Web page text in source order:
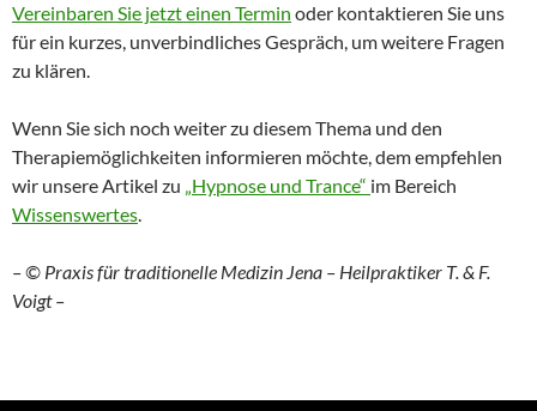
Vereinbaren Sie jetzt einen Termin oder kontaktieren Sie uns
für ein kurzes, unverbindliches Gespräch, um weitere Fragen
zu klären.
Wenn Sie sich noch weiter zu diesem Thema und den
Therapiemöglichkeiten informieren möchte, dem empfehlen
wir unsere Artikel zu „Hypnose und Trance“ im Bereich
Wissenswertes.
– © Praxis für traditionelle Medizin Jena – Heilpraktiker T. & F.
Voigt –